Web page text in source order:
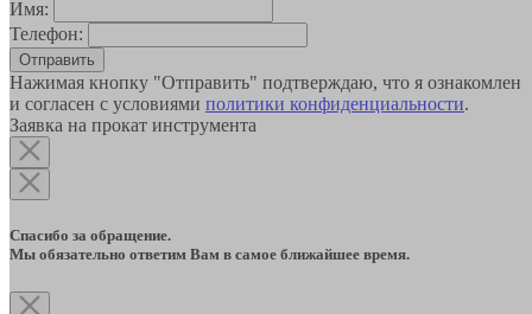
Имя:
Телефон:
Отправить
Нажимая кнопку "Отправить" подтверждаю, что я ознакомлен
и согласен с условиями политики конфиденциальности.
Заявка на прокат инструмента
Спасибо за обращение.
Мы обязательно ответим Вам в самое ближайшее время.